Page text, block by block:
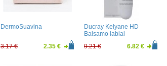
DermoSuavina
3.17 € 2.35 €
Ducray Kelyane HD
Balsamo labial
9.21 €
6.82 €